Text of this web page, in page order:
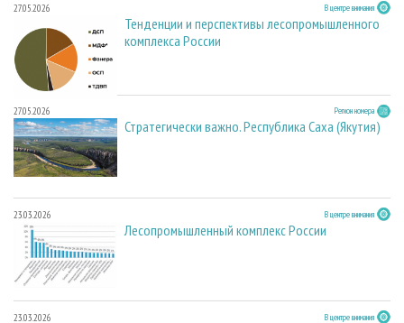
27.05.2026 В центре внимания
Тенденции и перспективы лесопромышленного
комплекса России
27.05.2026 Регион номера
Стратегически важно. Республика Саха (Якутия)
23.03.2026 В центре внимания
Лесопромышленный комплекс России
23.03.2026 В центре внимания